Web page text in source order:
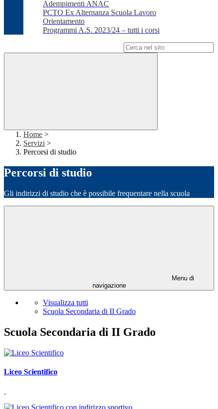
Adempimenti ANAC
PCTO Ex Alternanza Scuola Lavoro
Orientamento
Programmi A.S. 2023/24 – tutti i corsi
Home >
Servizi >
Percorsi di studio
Percorsi di studio
Gli indirizzi di studio che è possibile frequentare nella scuola
Menu di
navigazione
Visualizza tutti
Scuola Secondaria di II Grado
Scuola Secondaria di II Grado
Liceo Scientifico